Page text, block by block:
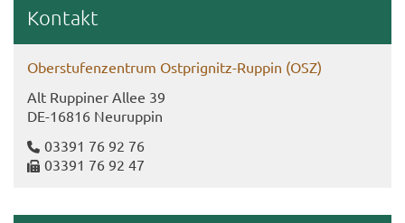
Kon­takt
Ober­stu­fen­zen­trum Ostprignitz-​Ruppin (OSZ)
Alt Rup­pi­ner Allee 39
DE-​16816 Neu­rup­pin
03391 76 92 76
03391 76 92 47